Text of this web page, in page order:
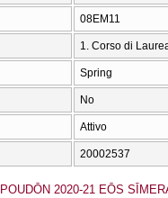
08EM11
1. Corso di
Spring
No
Attivo
20002537
2020-21 EŌS